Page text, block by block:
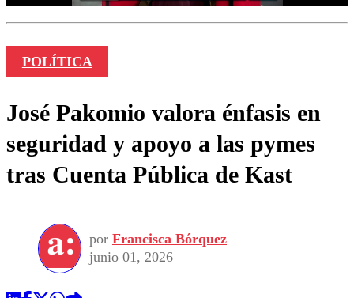
POLÍTICA
José Pakomio valora énfasis en
seguridad y apoyo a las pymes
tras Cuenta Pública de Kast
por Francisca Bórquez
junio 01, 2026